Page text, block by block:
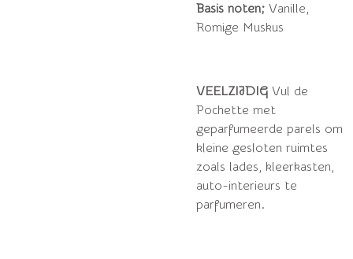
Basis noten; Vanille,
Romige Muskus
VEELZIJDIG Vul de
Pochette met
geparfumeerde parels om
kleine gesloten ruimtes
zoals lades, kleerkasten,
auto-interieurs te
parfumeren.